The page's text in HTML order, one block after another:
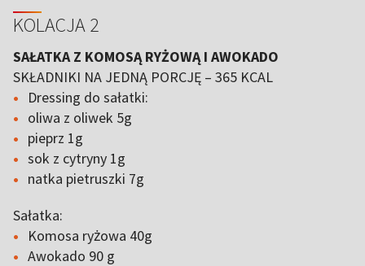
KOLACJA 2
SAŁATKA Z KOMOSĄ RYŻOWĄ I AWOKADO
SKŁADNIKI NA JEDNĄ PORCJĘ – 365 KCAL
Dressing do sałatki:
oliwa z oliwek 5g
pieprz 1g
sok z cytryny 1g
natka pietruszki 7g
Sałatka:
Komosa ryżowa 40g
Awokado 90 g